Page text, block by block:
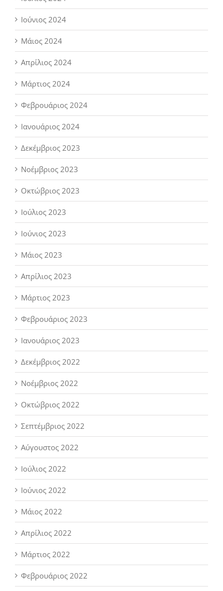
Ιούνιος 2024
Μάιος 2024
Απρίλιος 2024
Μάρτιος 2024
Φεβρουάριος 2024
Ιανουάριος 2024
Δεκέμβριος 2023
Νοέμβριος 2023
Οκτώβριος 2023
Ιούλιος 2023
Ιούνιος 2023
Μάιος 2023
Απρίλιος 2023
Μάρτιος 2023
Φεβρουάριος 2023
Ιανουάριος 2023
Δεκέμβριος 2022
Νοέμβριος 2022
Οκτώβριος 2022
Σεπτέμβριος 2022
Αύγουστος 2022
Ιούλιος 2022
Ιούνιος 2022
Μάιος 2022
Απρίλιος 2022
Μάρτιος 2022
Φεβρουάριος 2022